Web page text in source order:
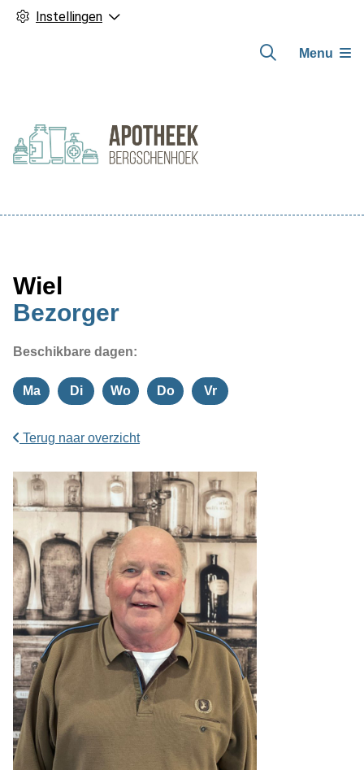
Instellingen
Menu
Wiel
Bezorger
Beschikbare dagen:
Maandag
Ma Dinsdag
Di Woensdag
Wo Donderdag
Do Vrijdag
Vr
Terug naar overzicht